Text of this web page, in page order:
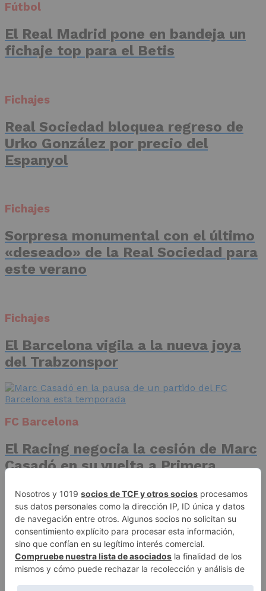
Fútbol
El Real Madrid pone en bandeja un
fichaje top para el Betis
Fichajes
Real Sociedad bloquea regreso de
Urko González por precio del
Espanyol
Fichajes
Sorpresa monumental con el último
«deseado» de la Real Sociedad para
este verano
Fichajes
El Barcelona vigila a la nueva joya
del Trabzonspor
FC Barcelona
El Racing negocia la cesión de Marc
Casadó en su vuelta a Primera
Advertisement
Publicidad
Aviso legal
Política de privacidad
Autores
Contacto
Política editorial